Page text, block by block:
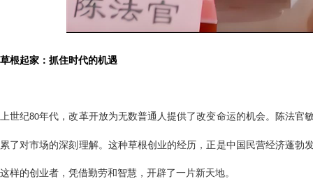
草根起家：抓住时代的机遇
上世纪80年代，改革开放为无数普通人提供了改变命运的机会。陈法官
累了对市场的深刻理解。这种草根创业的经历，正是中国民营经济蓬
这样的创业者，凭借勤劳和智慧，开辟了一片新天地。